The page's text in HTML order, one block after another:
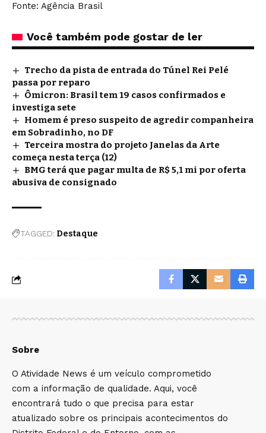
Fonte: Agência Brasil
Você também pode gostar de ler
Trecho da pista de entrada do Túnel Rei Pelé
passa por reparo
Ômicron: Brasil tem 19 casos confirmados e
investiga sete
Homem é preso suspeito de agredir companheira
em Sobradinho, no DF
Terceira mostra do projeto Janelas da Arte
começa nesta terça (12)
BMG terá que pagar multa de R$ 5,1 mi por oferta
abusiva de consignado
TAGGED: Destaque
Sobre
O Atividade News é um veículo comprometido
com a informação de qualidade. Aqui, você
encontrará tudo o que precisa para estar
atualizado sobre os principais acontecimentos do